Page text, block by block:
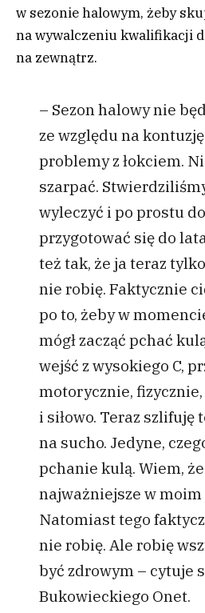
w sezonie halowym, żeby
na wywalczeniu kwalifikacji
na zewnątrz.
– Sezon halowy nie
ze względu na
problemy z łokciem.
szarpać.
wyleczyć i po prostu
przygotować się do
też tak, że ja teraz
nie robię. Faktycznie
po to, żeby w
mógł zacząć pchać
wejść z wysokiego C,
motorycznie,
i siłowo. Teraz szlifuję
na sucho. Jedyne,
pchanie kulą. Wiem,
najważniejsze w
Natomiast tego
nie robię. Ale robię
być zdrowym – cytuje
Bukowieckiego Onet.